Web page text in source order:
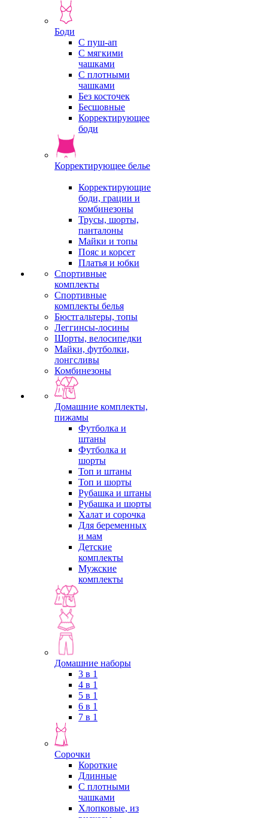
Боди
С пуш-ап
С мягкими
чашками
С плотными
чашками
Без косточек
Бесшовные
Корректирующее
боди
Корректирующее белье
Корректирующие
боди, грации и
комбинезоны
Трусы, шорты,
панталоны
Майки и топы
Пояс и корсет
Платья и юбки
Спортивные
комплекты
Спортивные
комплекты белья
Бюстгальтеры, топы
Леггинсы-лосины
Шорты, велосипедки
Майки, футболки,
лонгсливы
Комбинезоны
Домашние комплекты,
пижамы
Футболка и
штаны
Футболка и
шорты
Топ и штаны
Топ и шорты
Рубашка и штаны
Рубашка и шорты
Халат и сорочка
Для беременных
и мам
Детские
комплекты
Мужские
комплекты
Домашние наборы
3 в 1
4 в 1
5 в 1
6 в 1
7 в 1
Сорочки
Короткие
Длинные
С плотными
чашками
Хлопковые, из